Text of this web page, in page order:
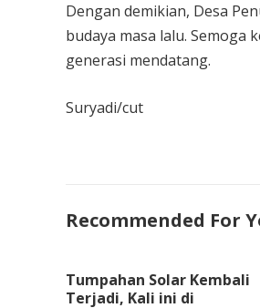
Dengan demikian, Desa
budaya masa lalu.
generasi mendatang.
Suryadi/cut
Recommended For
Tumpahan Solar Kembali
Terjadi, Kali ini di